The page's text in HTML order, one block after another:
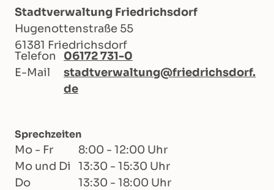
Stadtverwaltung Friedrichsdorf
Hugenottenstraße 55
61381 Friedrichsdorf
Telefon
06172 731-0
E-Mail
stadtverwaltung@friedrichsdorf.
de
Sprechzeiten
Mo - Fr
8:00 - 12:00 Uhr
Mo und Di
13:30 - 15:30 Uhr
Do
13:30 - 18:00 Uhr